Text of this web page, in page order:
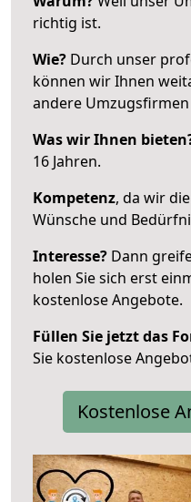
richtig ist.
Wie? Durch unser
können wir Ihnen
andere
Was wir Ihnen
16 Jahren.
Kompetenz, da wir
Wünsche und
Interesse? Dann
holen Sie sich erst
kostenlose Angebote.
Füllen Sie jetzt das
Sie kostenlose
Kostenlose